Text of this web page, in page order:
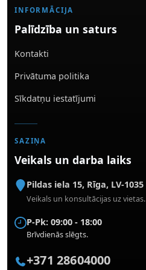
INFORMĀCIJA
Palīdzība un saturs
Kontakti
Privātuma politika
Sīkdatņu iestatījumi
SAZIŅA
Veikals un darba laiks
Pildas iela 15, Rīga, LV-1035
Veikals un konsultācijas uz vietas.
P-Pk: 09:00 - 18:00
Brīvdienās slēgts.
+371 28604000